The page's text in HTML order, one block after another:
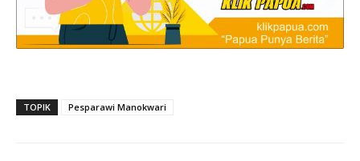
TOPIK Pesparawi Manokwari